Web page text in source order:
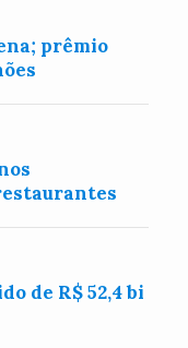
prêmio
de R$ 52,4 bi